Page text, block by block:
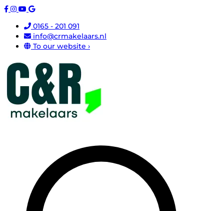
0165 - 201 091
info@crmakelaars.nl
To our website ›